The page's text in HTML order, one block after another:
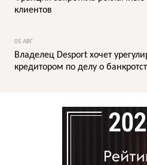
клиентов
05 АВГ
Владелец Desport хочет
кредитором по делу о